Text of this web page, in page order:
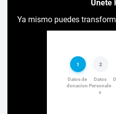
Únete
Ya mismo puedes